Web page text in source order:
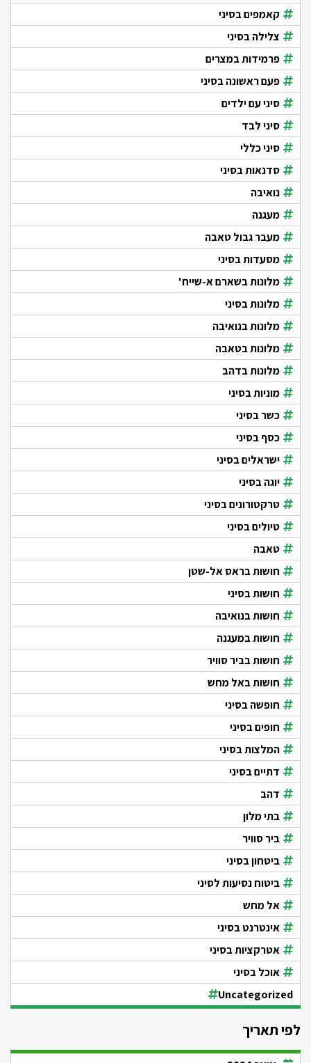
קאמפים בסיני
צלילה בסיני
פרמידות במצרים
פעם ראשונה בסיני
סיני עם ילדים
סיני לבד
סיני כללי
סדנאות בסיני
נואיבה
מעגנה
מעבר גבול טאבה
מסעדות בסיני
מלונות בשארם א-שייח'
מלונות בסיני
מלונות בנואיבה
מלונות בטאבה
מלונות בדהב
מוניות בסיני
כשר בסיני
כסף בסיני
ישראלים בסיני
יוגה בסיני
טרקטורונים בסיני
טיולים בסיני
טאבה
חושות בראס אל-שטן
חושות בסיני
חושות בנואיבה
חושות במעגנה
חושות בביר סוויר
חושות באל מחש
חופשה בסיני
חופים בסיני
המלצות בסיני
דתיים בסיני
דהב
בתי מלון
ביר סוויר
ביטחון בסיני
ביטוח נסיעות לסיני
אל מחש
אינטרנט בסיני
אטרקציות בסיני
אוכל בסיני
Uncategorized
לפי תאריך